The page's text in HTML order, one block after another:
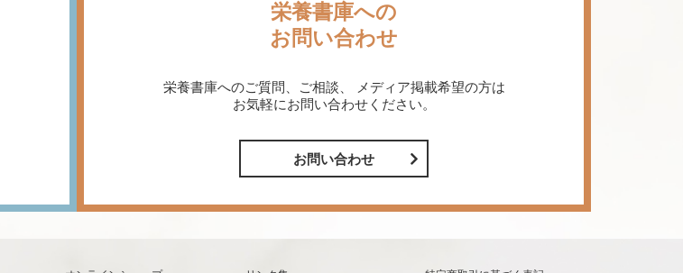
栄養書庫への
お問い合わせ
栄養書庫へのご質問、ご相談、
メディア掲載希望の方は
お気軽にお問い合わせください。
お問い合わせ